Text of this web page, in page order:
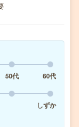
50代
60代
しずか